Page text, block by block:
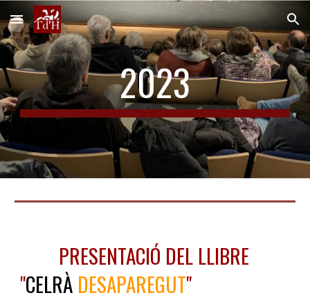
Skip to main content Skip to navigation
2023
PRESENTACIÓ DEL LLIBRE
"CELRÀ DESAPAREGUT"